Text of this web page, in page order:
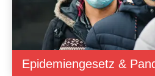
Epidemiengesetz &